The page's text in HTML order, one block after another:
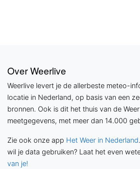
Over Weerlive
Weerlive levert je de allerbeste meteo-
locatie in Nederland, op basis van een
bronnen. Ook is dit het thuis van de
meetgegevens, met meer dan 14.000
Zie ook onze app Het Weer in Nederland
wil je data gebruiken? Laat het even
van je!